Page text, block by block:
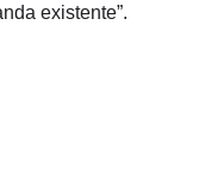
existente”.